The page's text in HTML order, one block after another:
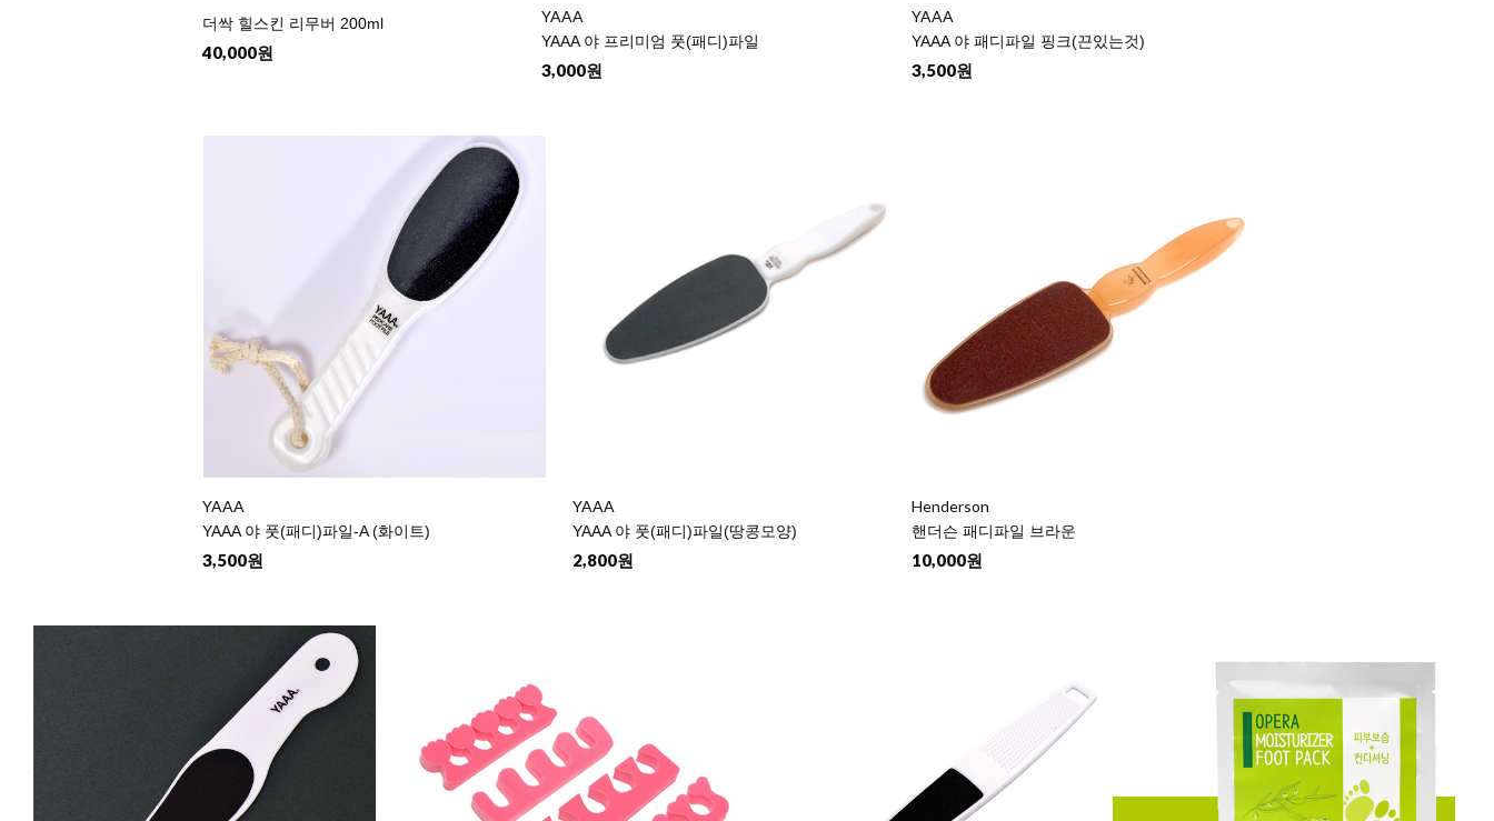
더싹 힐스킨 리무버 200ml
40,000원
YAAA
YAAA 야 프리미엄 풋(패디)파일
3,000원
YAAA
YAAA 야 패디파일 핑크(끈있는것)
3,500원
YAAA
YAAA 야 풋(패디)파일-A (화이트)
3,500원
YAAA
YAAA 야 풋(패디)파일(땅콩모양)
2,800원
Henderson
핸더슨 패디파일 브라운
10,000원